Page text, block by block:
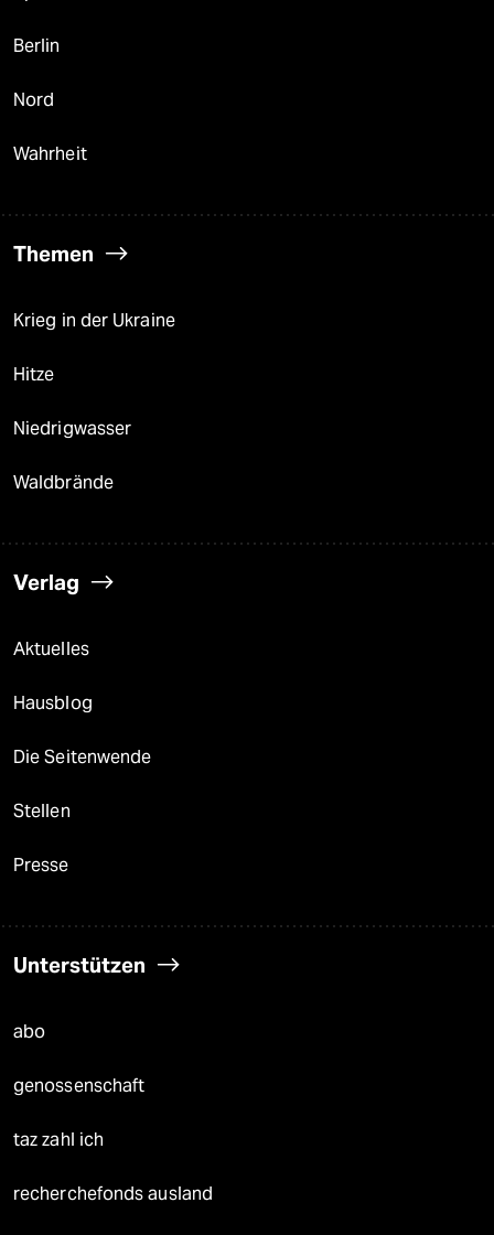
Berlin
Nord
Wahrheit
Themen
Krieg in der Ukraine
Hitze
Niedrigwasser
Waldbrände
Verlag
Aktuelles
Hausblog
Die Seitenwende
Stellen
Presse
Unterstützen
abo
genossenschaft
taz zahl ich
recherchefonds ausland